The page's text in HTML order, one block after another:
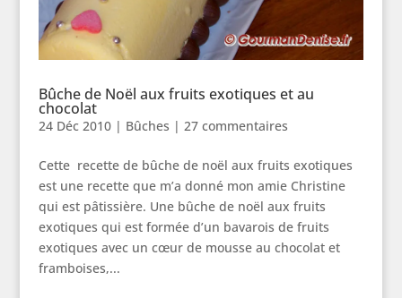
Bûche de Noël aux fruits exotiques et au
chocolat
24 Déc 2010| Bûches | 27 commentaires
Cette recette de bûche de noël aux fruits exotiques
est une recette que m’a donné mon amie Christine
qui est pâtissière. Une bûche de noël aux fruits
exotiques qui est formée d’un bavarois de fruits
exotiques avec un cœur de mousse au chocolat et
framboises,...